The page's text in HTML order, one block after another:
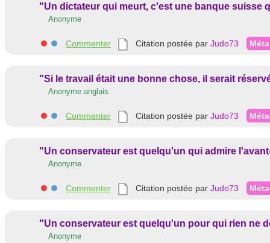
"Un dictateur qui meurt, c'est une banque suisse
Anonyme
Commenter Citation postée par Judo73 Méta
"Si le travail était une bonne chose, il serait
Anonyme anglais
Commenter Citation postée par Judo73 Méta
"Un conservateur est quelqu'un qui admire
Anonyme
Commenter Citation postée par Judo73 Méta
"Un conservateur est quelqu'un pour qui rien ne
Anonyme